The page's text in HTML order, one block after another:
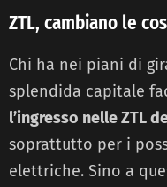
ZTL, cambiano le
Chi ha nei piani di
splendida capitale
l’ingresso nelle ZTL
soprattutto per i
elettriche. Sino a